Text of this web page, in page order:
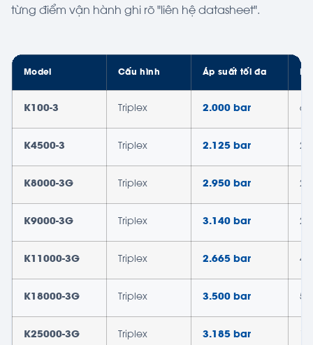
từng điểm vận hành ghi rõ "liên hệ datasheet".
Model Cấu hình Áp suất tối đa
K100-3 Triplex 2.000 bar
K4500-3 Triplex 2.125 bar
K8000-3G Triplex 2.950 bar
K9000-3G Triplex 3.140 bar
K11000-3G Triplex 2.665 bar
K18000-3G Triplex 3.500 bar
K25000-3G Triplex 3.185 bar